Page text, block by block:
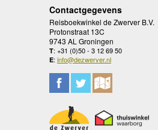
Contactgegevens
Reisboekwinkel de Zwerver B.V.
Protonstraat 13C
9743 AL Groningen
T: +31 (0)50 - 3 12 69 50
E: info@dezwerver.nl